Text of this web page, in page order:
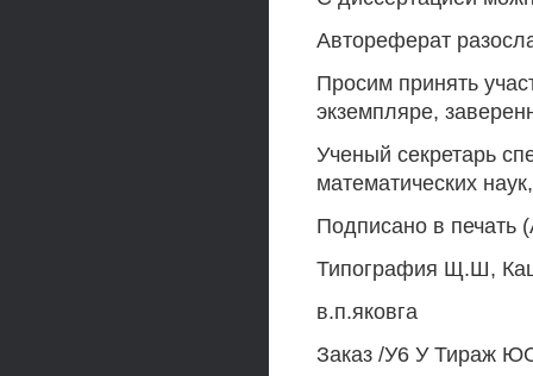
Автореферат
Просим принять
экземпляре,
Ученый секретарь
математических
Подписано в печать
Типография Щ.Ш,
в.п.яковга
Заказ /У6 У Тираж